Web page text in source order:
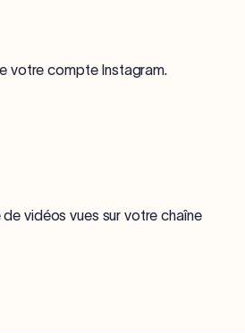
votre compte Instagram.
vidéos vues sur votre chaîne